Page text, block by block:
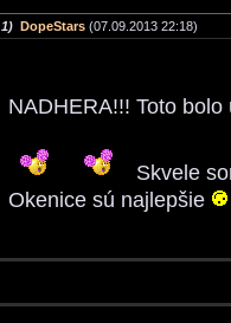
1) DopeStars (07.09.2013 22:18)
NADHERA!!! Toto
Skvele
Okenice sú najlepšie